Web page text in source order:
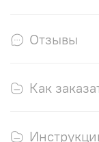
Отзывы
Как